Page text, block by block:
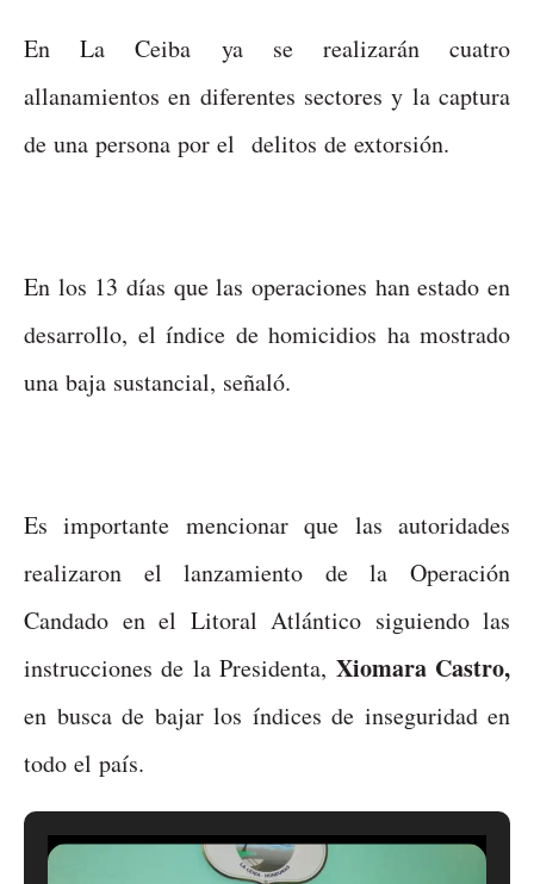
En La Ceiba ya se realizarán cuatro
allanamientos en diferentes sectores y la captura
de una persona por el delitos de extorsión.
En los 13 días que las operaciones han estado en
desarrollo, el índice de homicidios ha mostrado
una baja sustancial, señaló.
Es importante mencionar que las autoridades
realizaron el lanzamiento de la Operación
Candado en el Litoral Atlántico siguiendo las
instrucciones de la Presidenta, Xiomara Castro,
en busca de bajar los índices de inseguridad en
todo el país.